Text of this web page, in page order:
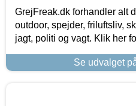
GrejFreak.dk forhandler alt
outdoor, spejder, friluftsliv,
jagt, politi og vagt. Klik her
Se udvalget